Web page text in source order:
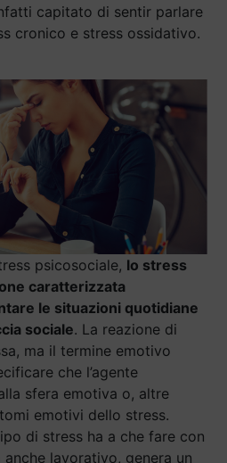
capitato di sentir parlare
cronico e stress ossidativo.
psicosociale, lo stress
caratterizzata
le situazioni quotidiane
sociale. La reazione di
ma il termine emotivo
che l’agente
sfera emotiva o, altre
emotivi dello stress.
di stress ha a che fare con
anche lavorativo, genera un